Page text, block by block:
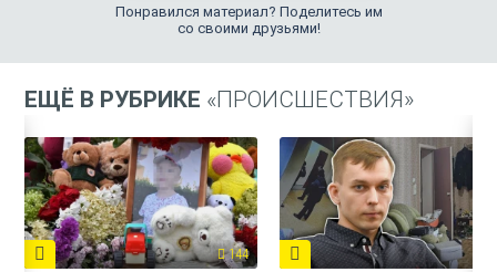
Понравился материал? Поделитесь им
со своими друзьями!
ЕЩЁ В РУБРИКЕ «ПРОИСШЕСТВИЯ»
144